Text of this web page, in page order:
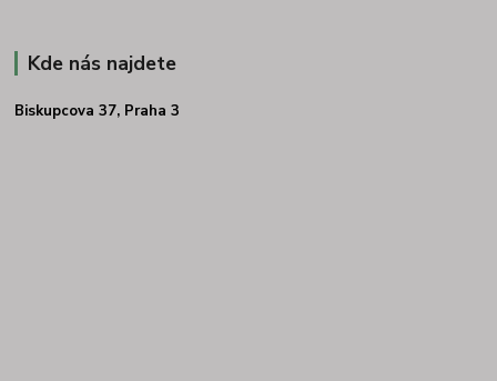
Kde nás najdete
Biskupcova 37, Praha 3